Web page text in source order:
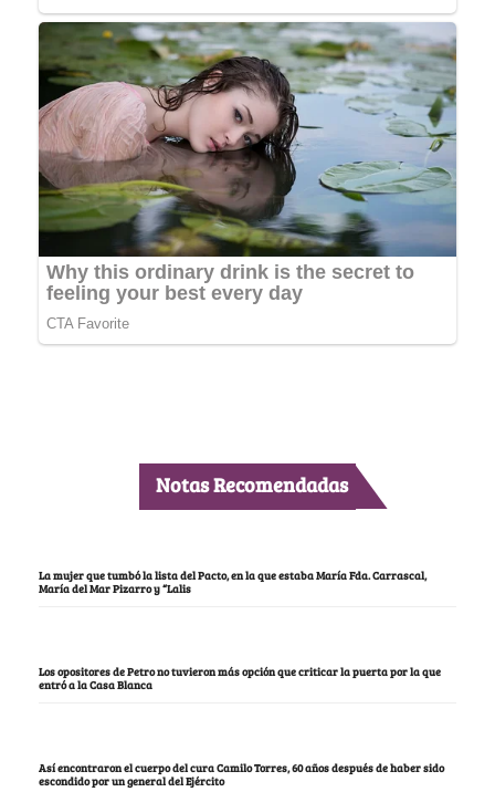
Notas Recomendadas
La mujer que tumbó la lista del Pacto, en la que estaba María Fda. Carrascal,
María del Mar Pizarro y “Lalis
Los opositores de Petro no tuvieron más opción que criticar la puerta por la que
entró a la Casa Blanca
Así encontraron el cuerpo del cura Camilo Torres, 60 años después de haber sido
escondido por un general del Ejército